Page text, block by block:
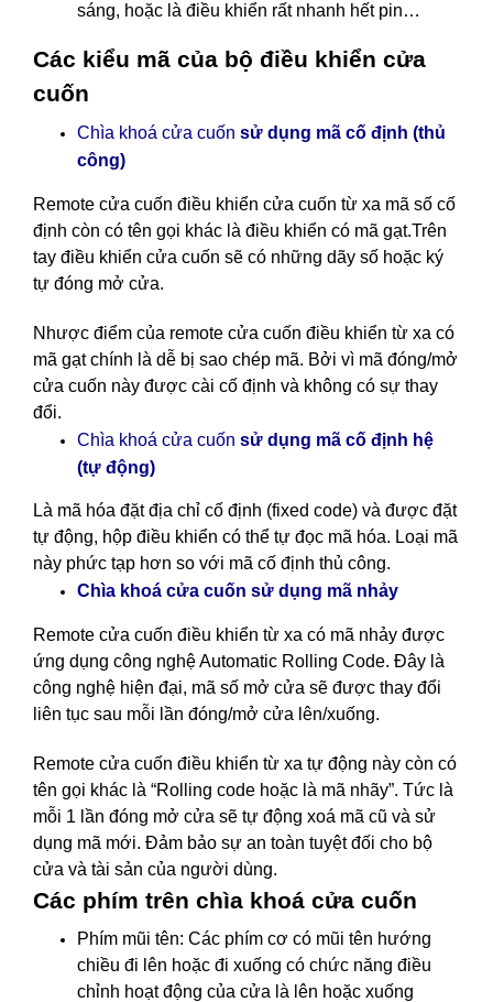
sáng, hoặc là điều khiển rất nhanh hết pin…
Các kiểu mã của bộ điều khiển cửa
cuốn
Chìa khoá cửa cuốn sử dụng mã cố định (thủ
công)
Remote cửa cuốn điều khiển cửa cuốn từ xa mã số cố
định còn có tên gọi khác là điều khiển có mã gạt.Trên
tay điều khiển cửa cuốn sẽ có những dãy số hoặc ký
tự đóng mở cửa.
Nhược điểm của remote cửa cuốn điều khiển từ xa có
mã gạt chính là dễ bị sao chép mã. Bởi vì mã đóng/mở
cửa cuốn này được cài cố định và không có sự thay
đổi.
Chìa khoá cửa cuốn sử dụng mã cố định hệ
(tự động)
Là mã hóa đặt địa chỉ cố định (fixed code) và được đặt
tự động, hộp điều khiển có thể tự đọc mã hóa. Loại mã
này phức tạp hơn so với mã cố định thủ công.
Chìa khoá cửa cuốn sử dụng mã nhảy
Remote cửa cuốn điều khiển từ xa có mã nhảy được
ứng dụng công nghệ Automatic Rolling Code. Đây là
công nghệ hiện đại, mã số mở cửa sẽ được thay đổi
liên tục sau mỗi lần đóng/mở cửa lên/xuống.
Remote cửa cuốn điều khiển từ xa tự động này còn có
tên gọi khác là “Rolling code hoặc là mã nhãy”. Tức là
mỗi 1 lần đóng mở cửa sẽ tự động xoá mã cũ và sử
dụng mã mới. Đảm bảo sự an toàn tuyệt đối cho bộ
cửa và tài sản của người dùng.
Các phím trên chìa khoá cửa cuốn
Phím mũi tên: Các phím cơ có mũi tên hướng
chiều đi lên hoặc đi xuống có chức năng điều
chỉnh hoạt động của cửa là lên hoặc xuống